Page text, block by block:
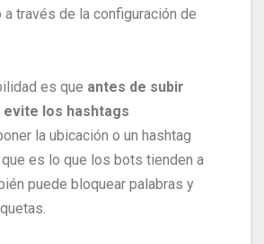
a través de la configuración de
es que antes de subir
evite los hashtags
la ubicación o un hashtag
que es lo que los bots tienden a
puede bloquear palabras y